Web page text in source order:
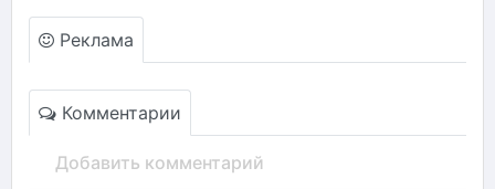
Реклама
Комментарии
Добавить комментарий